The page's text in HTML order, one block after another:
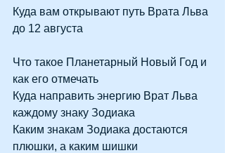
Куда вам открывают путь Врата Льва
до 12 августа
Что такое Планетарный Новый Год и
как его отмечать
Куда направить энергию Врат Льва
каждому знаку Зодиака
Каким знакам Зодиака достаются
плюшки, а каким шишки